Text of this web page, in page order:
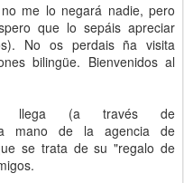
me lo negará nadie, pero
que lo sepáis apreciar
No os perdais ña visita
bilingüe. Bienvenidos al
llega (a través de
mano de la agencia de
se trata de su "regalo de